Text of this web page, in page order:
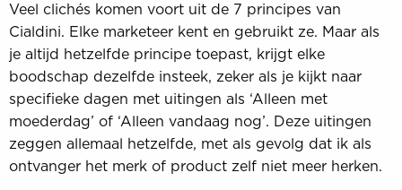
Veel clichés komen voort uit de 7 principes van
Cialdini. Elke marketeer kent en gebruikt ze. Maar als
je altijd hetzelfde principe toepast, krijgt elke
boodschap dezelfde insteek, zeker als je kijkt naar
specifieke dagen met uitingen als ‘Alleen met
moederdag’ of ‘Alleen vandaag nog’. Deze uitingen
zeggen allemaal hetzelfde, met als gevolg dat ik als
ontvanger het merk of product zelf niet meer herken.